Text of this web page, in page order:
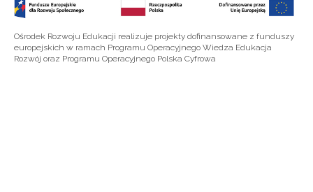
Ośrodek Rozwoju Edukacji realizuje projekty dofinansowane z funduszy
europejskich w ramach Programu Operacyjnego Wiedza Edukacja
Rozwój oraz Programu Operacyjnego Polska Cyfrowa